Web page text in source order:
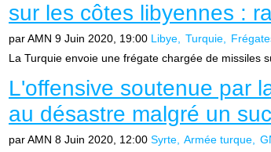
sur les côtes libyennes :
par AMN 9 Juin 2020, 19:00 Libye Turquie
La Turquie envoie une frégate chargée de missiles
L'offensive soutenue par
au désastre malgré un
par AMN 8 Juin 2020, 12:00 Syrte Armée turque